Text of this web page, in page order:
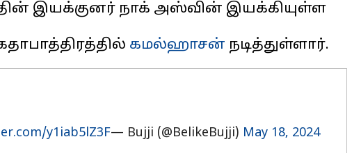
இயக்குனர் நாக் அஸ்வின் இயக்கியுள்ள
கமல்ஹாசன்
y1iab5lZ3F— Bujji (@BelikeBujji) May 18, 2024